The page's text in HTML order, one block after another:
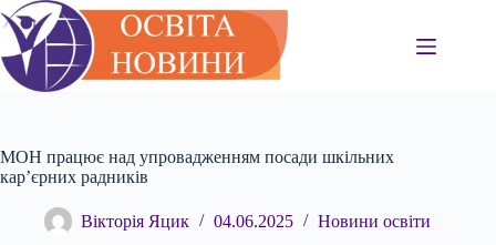
Перейти
до
вмісту
МОН працює над упровадженням посади шкільних
кар’єрних радників
Вікторія Яцик 04.06.2025 Новини освіти